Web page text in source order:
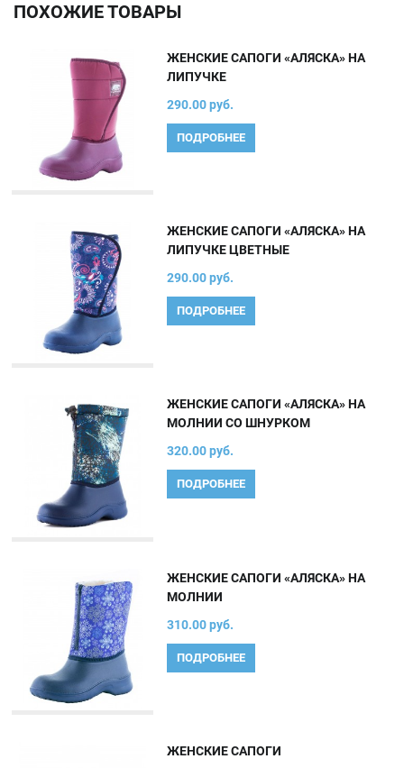
ПОХОЖИЕ ТОВАРЫ
ЖЕНСКИЕ САПОГИ «АЛЯСКА» НА
ЛИПУЧКЕ
290.00 руб.
ПОДРОБНЕЕ
ЖЕНСКИЕ САПОГИ «АЛЯСКА» НА
ЛИПУЧКЕ ЦВЕТНЫЕ
290.00 руб.
ПОДРОБНЕЕ
ЖЕНСКИЕ САПОГИ «АЛЯСКА» НА
МОЛНИИ СО ШНУРКОМ
320.00 руб.
ПОДРОБНЕЕ
ЖЕНСКИЕ САПОГИ «АЛЯСКА» НА
МОЛНИИ
310.00 руб.
ПОДРОБНЕЕ
ЖЕНСКИЕ САПОГИ